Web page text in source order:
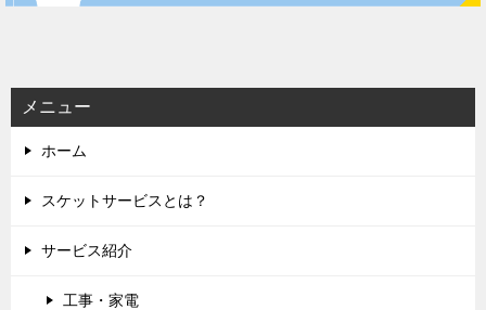
ンメニュー
ホーム
スケットサービスとは？
サービス紹介
工事・家電